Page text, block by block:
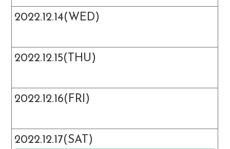
2022.12.14(WED)
2022.12.15(THU)
2022.12.16(FRI)
2022.12.17(SAT)